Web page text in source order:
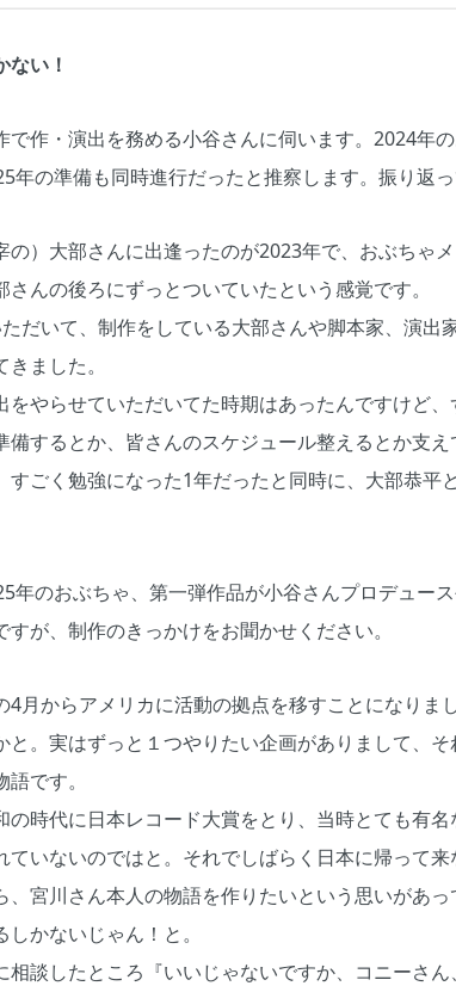
ない！
作・演出を務める小谷さんに伺います。2024年
年の準備も同時進行だったと推察します。振り返
の）大部さんに出逢ったのが2023年で、おぶちゃ
さんの後ろにずっとついていたという感覚です。
だいて、制作をしている大部さんや脚本家、演出
ました。
をやらせていただいてた時期はあったんですけど
備するとか、皆さんのスケジュール整えるとか支
すごく勉強になった1年だったと同時に、大部恭平
のおぶちゃ、第一弾作品が小谷さんプロデュー
すが、制作のきっかけをお聞かせください。
4月からアメリカに活動の拠点を移すことになりま
と。実はずっと１つやりたい企画がありまして、
です。
の時代に日本レコード大賞をとり、当時とても有
ていないのではと。それでしばらく日本に帰って
、宮川さん本人の物語を作りたいという思いがあ
かないじゃん！と。
相談したところ『いいじゃないですか、コニーさ